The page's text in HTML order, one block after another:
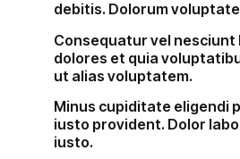
debitis. Dolorum
Consequatur vel nesciunt
dolores et quia
ut alias voluptatem.
Minus cupiditate eligendi
iusto provident. Dolor
iusto.